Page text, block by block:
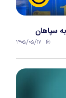
سپاهان
۱۴۰۵/۰۵/۱۷